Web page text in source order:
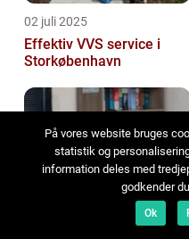
02 juli 2025
Effektiv VVS service i
Storkøbenhavn
På vores website bruges
statistik og
information deles med
godkender
Ok